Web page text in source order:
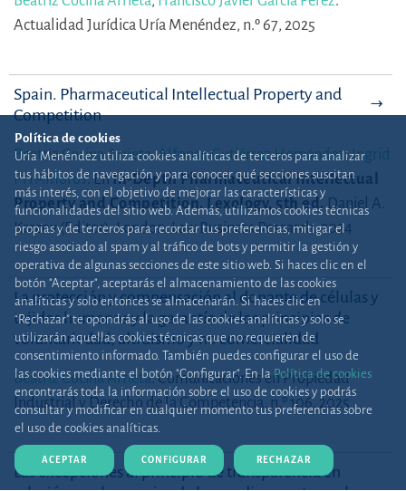
Actualidad Jurídica Uría Menéndez, n.º 67, 2025
Spain. Pharmaceutical Intellectual Property and
Competition
Beatriz Cocina Arrieta,Alfonso Gutiérrez Hernández,Ingrid
Pi i Amorós. EnIn-Depth Pharmaceutical Intellectual
Property and Competition. Lexology, 5th ed. Daniel A.
Kracov (Editor).London: Law Business Research, 2024
La protección y compensación al donante de células y
tejidos humanos y la garantía de los principios de
voluntariedad, altruismo y no comercialidad
Beatriz Cocina Arrieta.Comunicaciones en Propiedad
Industrial y Derecho de la Competencia, n.º 106, 2025
Las excepciones al principio de transparencia en
Política de cookies
Uría Menéndez utiliza cookies analíticas de terceros para analizar
tus hábitos de navegación y para conocer qué secciones suscitan
más interés, con el objetivo de mejorar las características y
funcionalidades del sitio web. Además, utilizamos cookies técnicas
propias y de terceros para recordar tus preferencias, mitigar el
riesgo asociado al spam y al tráfico de bots y permitir la gestión y
operativa de algunas secciones de este sitio web. Si haces clic en el
botón "Aceptar", aceptarás el almacenamiento de las cookies
analíticas y solo entonces se almacenarán. Si haces clic en
“Rechazar” te opondrás al uso de las cookies analíticas y solo se
utilizarán aquellas cookies técnicas que no requieren de
consentimiento informado. También puedes configurar el uso de
las cookies mediante el botón "Configurar". En la Política de cookies
encontrarás toda la información sobre el uso de cookies y podrás
consultar y modificar en cualquier momento tus preferencias sobre
el uso de cookies analíticas.
ACEPTAR CONFIGURAR RECHAZAR